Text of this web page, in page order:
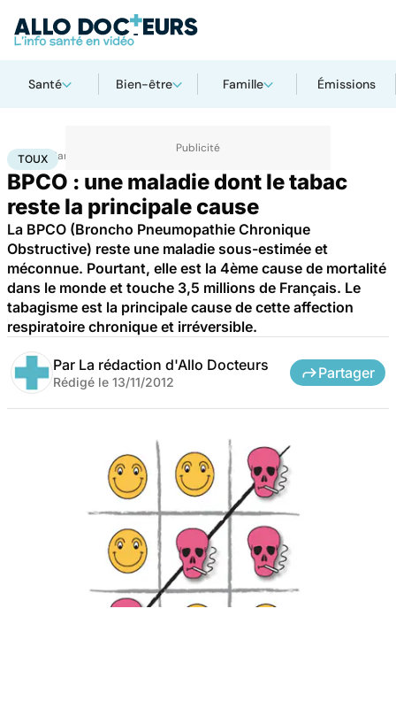
Santé Bien-être Famille Émissions
Accueil Santé
TOUX
BPCO : une maladie dont le tabac
reste la principale cause
La BPCO (Broncho Pneumopathie Chronique
Obstructive) reste une maladie sous-estimée et
méconnue. Pourtant, elle est la 4ème cause de mortalité
dans le monde et touche 3,5 millions de Français. Le
tabagisme est la principale cause de cette affection
respiratoire chronique et irréversible.
Par La rédaction d'Allo Docteurs
Rédigé le 13/11/2012
Partager